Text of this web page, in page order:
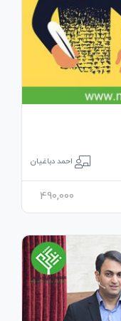
احمد دباغیان
490,000